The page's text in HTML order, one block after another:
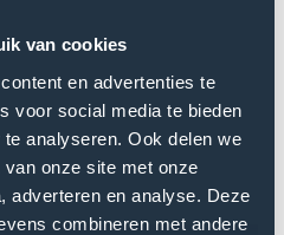
van cookies
en advertenties te
voor social media te bieden
analyseren. Ook delen we
onze site met onze
adverteren en analyse. Deze
combineren met andere